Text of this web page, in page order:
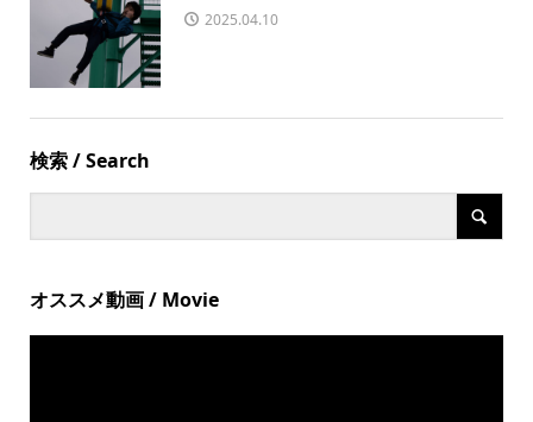
2025.04.10
検索 / Search
オススメ動画 / Movie